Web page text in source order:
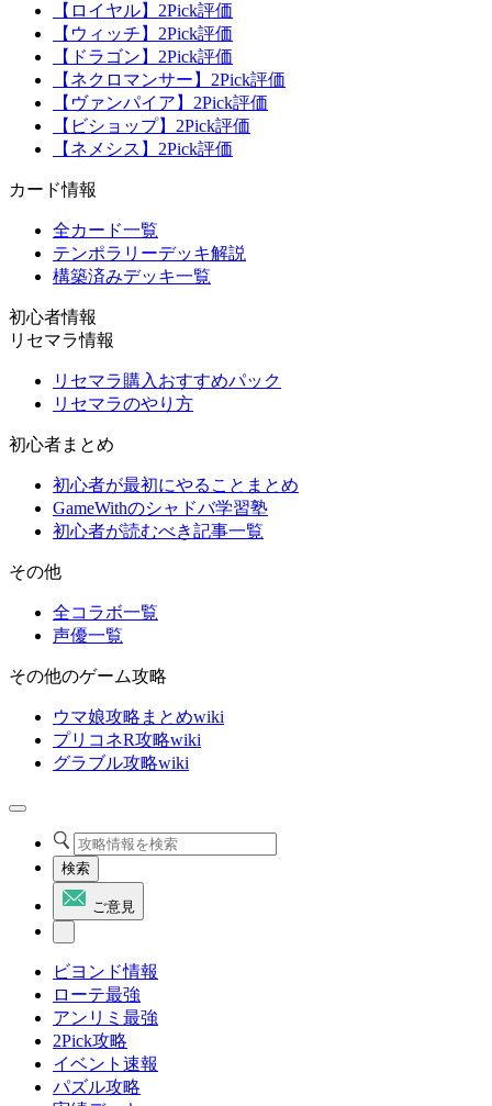
【ロイヤル】2Pick評価
【ウィッチ】2Pick評価
【ドラゴン】2Pick評価
【ネクロマンサー】2Pick評価
【ヴァンパイア】2Pick評価
【ビショップ】2Pick評価
【ネメシス】2Pick評価
カード情報
全カード一覧
テンポラリーデッキ解説
構築済みデッキ一覧
初心者情報
リセマラ情報
リセマラ購入おすすめパック
リセマラのやり方
初心者まとめ
初心者が最初にやることまとめ
GameWithのシャドバ学習塾
初心者が読むべき記事一覧
その他
全コラボ一覧
声優一覧
その他のゲーム攻略
ウマ娘攻略まとめwiki
プリコネR攻略wiki
グラブル攻略wiki
検索
ご意見
ビヨンド情報
ローテ最強
アンリミ最強
2Pick攻略
イベント速報
パズル攻略